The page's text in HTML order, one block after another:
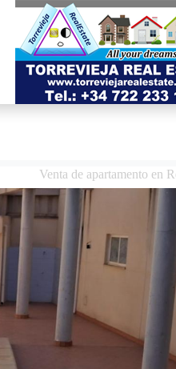
Venta de apartamento en